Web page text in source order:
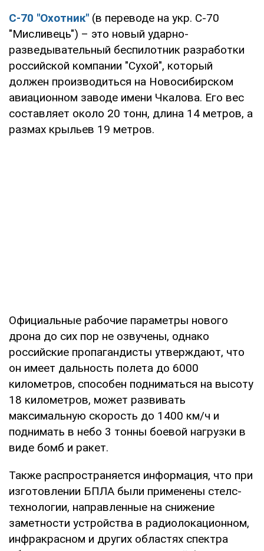
С-70 "Охотник" (в переводе на укр. С-70
"Мисливець") – это новый ударно-
разведывательный беспилотник разработки
российской компании "Сухой", который
должен производиться на Новосибирском
авиационном заводе имени Чкалова. Его вес
составляет около 20 тонн, длина 14 метров, а
размах крыльев 19 метров.
Официальные рабочие параметры нового
дрона до сих пор не озвучены, однако
российские пропагандисты утверждают, что
он имеет дальность полета до 6000
километров, способен подниматься на высоту
18 километров, может развивать
максимальную скорость до 1400 км/ч и
поднимать в небо 3 тонны боевой нагрузки в
виде бомб и ракет.
Также распространяется информация, что при
изготовлении БПЛА были применены стелс-
технологии, направленные на снижение
заметности устройства в радиолокационном,
инфракрасном и других областях спектра